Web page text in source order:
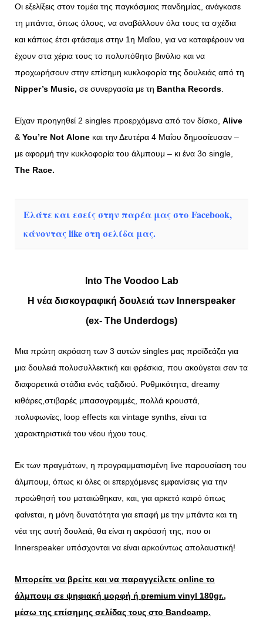
Οι εξελίξεις στον τομέα της παγκόσμιας πανδημίας, ανάγκασε
τη μπάντα, όπως όλους, να αναβάλλουν όλα τους τα σχέδια
και κάπως έτσι φτάσαμε στην 1η Μαΐου, για να καταφέρουν να
έχουν στα χέρια τους το πολυπόθητο βινύλιο και να
προχωρήσουν στην επίσημη κυκλοφορία της δουλειάς από τη
Nipper’s Music, σε συνεργασία με τη Bantha Records.
Είχαν προηγηθεί 2 singles προερχόμενα από τον δίσκο, Alive
&You’re Not Alone και την Δευτέρα 4 Μαΐου δημοσίευσαν –
με αφορμή την κυκλοφορία του άλμπουμ – κι ένα 3ο single,
The Race.
Ελάτε και εσείς στην παρέα μας στο Facebook,
κάνοντας like στη σελίδα μας.
Into The Voodoo Lab
Η νέα δισκογραφική δουλειά των Innerspeaker
(ex- The Underdogs)
Mια πρώτη ακρόαση των 3 αυτών singles μας προϊδεάζει για
μια δουλειά πολυσυλλεκτική και φρέσκια, που ακούγεται σαν τα
διαφορετικά στάδια ενός ταξιδιού. Ρυθμικότητα, dreamy
κιθάρες,στιβαρές μπασογραμμές, πολλά κρουστά,
πολυφωνίες, loop effects και vintage synths, είναι τα
χαρακτηριστικά του νέου ήχου τους.
Εκ των πραγμάτων, η προγραμματισμένη live παρουσίαση του
άλμπουμ, όπως κι όλες οι επερχόμενες εμφανίσεις για την
προώθησή του ματαιώθηκαν, και, για αρκετό καιρό όπως
φαίνεται, η μόνη δυνατότητα για επαφή με την μπάντα και τη
νέα της αυτή δουλειά, θα είναι η ακρόασή της, που οι
Innerspeaker υπόσχονται να είναι αρκούντως απολαυστική!
Μπορείτε να βρείτε και να παραγγείλετε online το
άλμπουμ σε ψηφιακή μορφή ή premium vinyl 180gr.,
μέσω της επίσημης σελίδας τους στο Bandcamp.